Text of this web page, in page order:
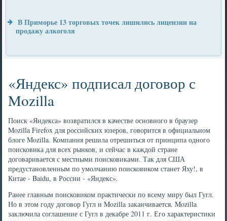
В Приморье 13 торговых точек лишились лицензии на
продажу алкоголя
«Яндекс» подписал договор с
Mozilla
Поиск «Яндекса» возвратился в качестве основного в браузер
Mozilla Firefox для российских юзеров, говорится в официальном
блоге Mozilla. Компания решила отрешиться от принципа одного
поисковика для всех рынков, и сейчас в каждой стране
договаривается с местными поисковиками. Так для США
предустановленным по умолчанию поисковиком станет Яху!, в
Китае - Baidu, в России - «Яндекс».
Ранее главным поисковиком практически по всему миру был Гугл.
Но в этом году договор Гугл и Mozilla заканчивается. Mozilla
заключила соглашение с Гугл в декабре 2011 г. Его характеристики